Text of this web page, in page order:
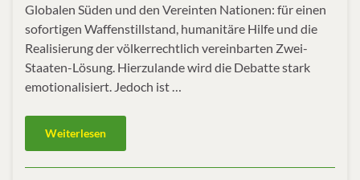
Globalen Süden und den Vereinten Nationen: für einen
sofortigen Waffenstillstand, humanitäre Hilfe und die
Realisierung der völkerrechtlich vereinbarten Zwei-
Staaten-Lösung. Hierzulande wird die Debatte stark
emotionalisiert. Jedoch ist …
Weiterlesen